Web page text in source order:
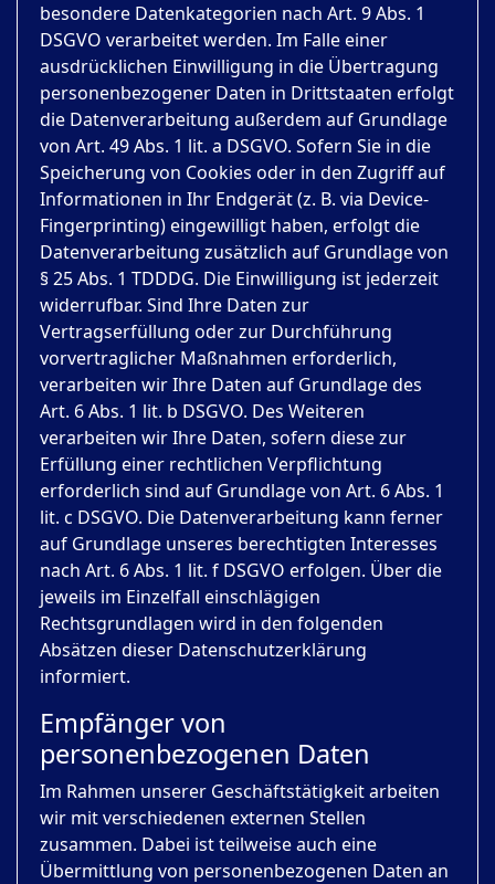
besondere Datenkategorien nach Art. 9 Abs. 1
DSGVO verarbeitet werden. Im Falle einer
ausdrücklichen Einwilligung in die Übertragung
personenbezogener Daten in Drittstaaten erfolgt
die Datenverarbeitung außerdem auf Grundlage
von Art. 49 Abs. 1 lit. a DSGVO. Sofern Sie in die
Speicherung von Cookies oder in den Zugriff auf
Informationen in Ihr Endgerät (z. B. via Device-
Fingerprinting) eingewilligt haben, erfolgt die
Datenverarbeitung zusätzlich auf Grundlage von
§ 25 Abs. 1 TDDDG. Die Einwilligung ist jederzeit
widerrufbar. Sind Ihre Daten zur
Vertragserfüllung oder zur Durchführung
vorvertraglicher Maßnahmen erforderlich,
verarbeiten wir Ihre Daten auf Grundlage des
Art. 6 Abs. 1 lit. b DSGVO. Des Weiteren
verarbeiten wir Ihre Daten, sofern diese zur
Erfüllung einer rechtlichen Verpflichtung
erforderlich sind auf Grundlage von Art. 6 Abs. 1
lit. c DSGVO. Die Datenverarbeitung kann ferner
auf Grundlage unseres berechtigten Interesses
nach Art. 6 Abs. 1 lit. f DSGVO erfolgen. Über die
jeweils im Einzelfall einschlägigen
Rechtsgrundlagen wird in den folgenden
Absätzen dieser Datenschutzerklärung
informiert.
Empfänger von
personenbezogenen Daten
Im Rahmen unserer Geschäftstätigkeit arbeiten
wir mit verschiedenen externen Stellen
zusammen. Dabei ist teilweise auch eine
Übermittlung von personenbezogenen Daten an